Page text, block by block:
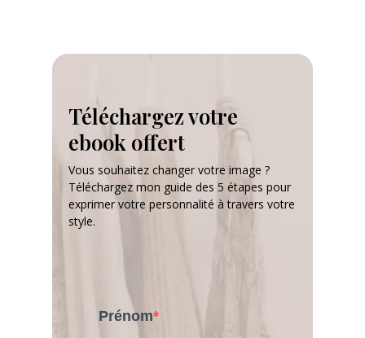
Téléchargez votre
ebook offert
Vous souhaitez changer votre image ?
Téléchargez mon guide des 5 étapes pour
exprimer votre personnalité à travers votre
style.
Prénom